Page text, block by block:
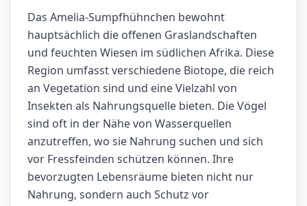
Das Amelia-Sumpfhühnchen bewohnt
hauptsächlich die offenen Graslandschaften
und feuchten Wiesen im südlichen Afrika. Diese
Region umfasst verschiedene Biotope, die reich
an Vegetation sind und eine Vielzahl von
Insekten als Nahrungsquelle bieten. Die Vögel
sind oft in der Nähe von Wasserquellen
anzutreffen, wo sie Nahrung suchen und sich
vor Fressfeinden schützen können. Ihre
bevorzugten Lebensräume bieten nicht nur
Nahrung, sondern auch Schutz vor